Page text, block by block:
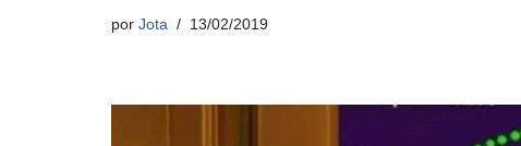
por Jota 13/02/2019